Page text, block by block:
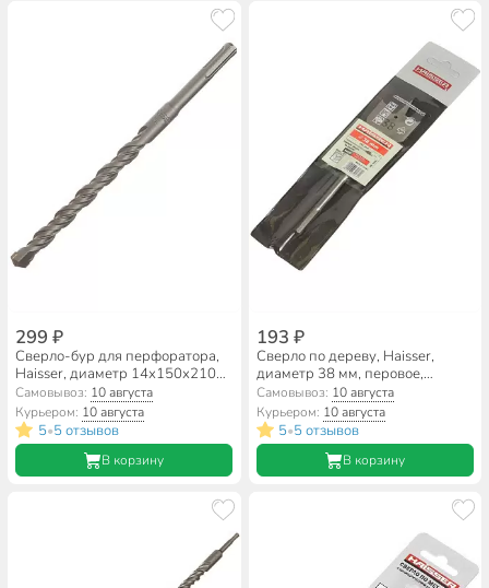
299 ₽
Сверло-бур для перфоратора,
Haisser, диаметр 14х150х210
мм, SDS-Plus, HS102030
Самовывоз: 10 августа
Курьером: 10 августа
5•5 отзывов
В корзину
193 ₽
Сверло по дереву, Haisser,
диаметр 38 мм, перовое,
плоский лопаточное, HS103321
Самовывоз: 10 августа
Курьером: 10 августа
5•5 отзывов
В корзину